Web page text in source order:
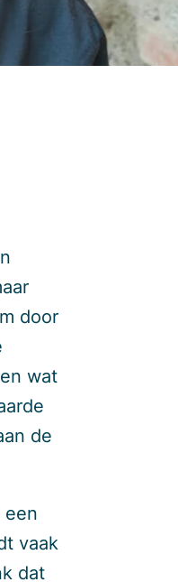
door
wat
de
een
vaak
dat